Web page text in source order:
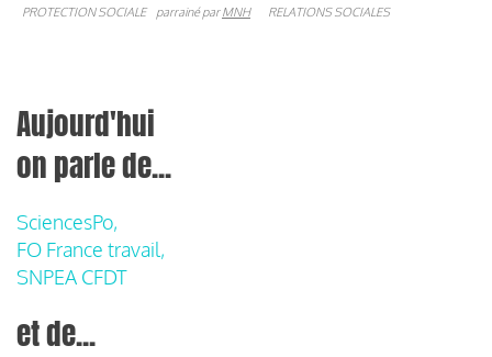
PROTECTION SOCIALE
parrainé parMNH RELATIONS SOCIALES
Aujourd'hui
on parle de...
SciencesPo,
FO France travail,
SNPEA CFDT
et de...